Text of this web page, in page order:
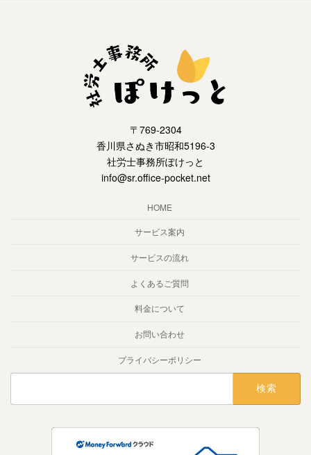
〒769-2304
香川県さぬき市昭和5196-3
社労士事務所ぽけっと
info@sr.office-pocket.net
HOME
サービス案内
サービスの流れ
よくあるご質問
料金について
お問い合わせ
プライバシーポリシー
検